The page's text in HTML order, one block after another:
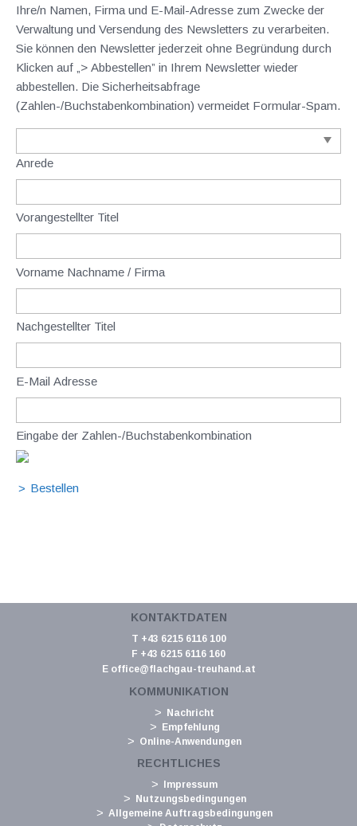
Ihre/n Namen, Firma und E-Mail-Adresse zum Zwecke der
Verwaltung und Versendung des Newsletters zu verarbeiten.
Sie können den Newsletter jederzeit ohne Begründung durch
Klicken auf „> Abbestellen” in Ihrem Newsletter wieder
abbestellen. Die Sicherheitsabfrage
(Zahlen-/Buchstabenkombination) vermeidet Formular-Spam.
Anrede
Vorangestellter Titel
Vorname Nachname / Firma
Nachgestellter Titel
E-Mail Adresse
Eingabe der Zahlen-/Buchstabenkombination
KONTAKTDATEN
T +43 6215 6116 100
F +43 6215 6116 160
E office@flachgau-treuhand.at
KOMMUNIKATION
Nachricht
Empfehlung
Online-Anwendungen
RECHTLICHES
Impressum
Nutzungsbedingungen
Allgemeine Auftragsbedingungen